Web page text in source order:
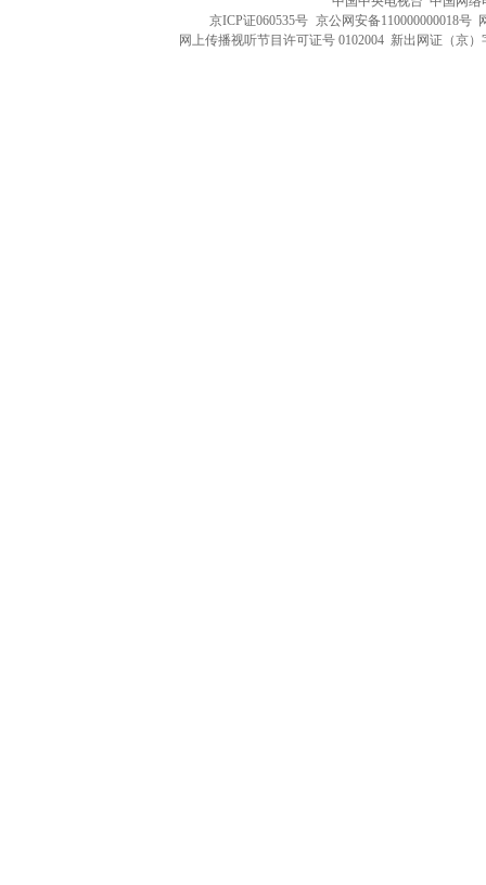
京ICP证060535号 京公网安备110000000018号
网上传播视听节目许可证号 0102004 新出网证（京